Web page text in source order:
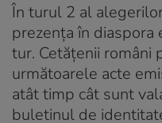
În turul 2 al
prezența în
tur. Cetățenii români
următoarele acte
atât timp cât sunt
buletinul de